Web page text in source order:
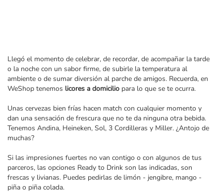
Llegó el momento de celebrar, de recordar, de acompañar la tarde
o la noche con un sabor firme, de subirle la temperatura al
ambiente o de sumar diversión al parche de amigos. Recuerda, en
WeShop tenemos licores a domicilio para lo que se te ocurra.
Unas cervezas bien frías hacen match con cualquier momento y
dan una sensación de frescura que no te da ninguna otra bebida.
Tenemos Andina, Heineken, Sol, 3 Cordilleras y Miller. ¿Antojo de
muchas?
Si las impresiones fuertes no van contigo o con algunos de tus
parceros, las opciones Ready to Drink son las indicadas, son
frescas y livianas. Puedes pedirlas de limón - jengibre, mango -
piña o piña colada.